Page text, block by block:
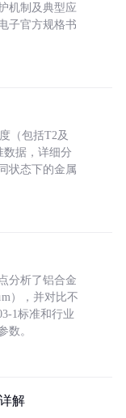
机制及典型应
子官方规格书
（包括T2及
数据，详细分
状态下的金属
分析了铝合金
），并对比不
1标准和行业
数。
解